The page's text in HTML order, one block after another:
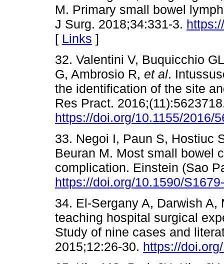
M. Primary small bowel
J Surg. 2018;34:331-3.
[ Links ]
32. Valentini V, Buquicchio
G, Ambrosio R, et al.
the identification of the site
Res Pract.
https://doi.org/10.1155/2016/
33. Negoi I, Paun S, Hostiuc
Beuran M. Most small bowel
complication. Einstein (Sao
https://doi.org/10.1590/
34. El-Sergany A, Darwish A,
teaching hospital surgical
Study of nine cases and
2015;12:26-30. https://